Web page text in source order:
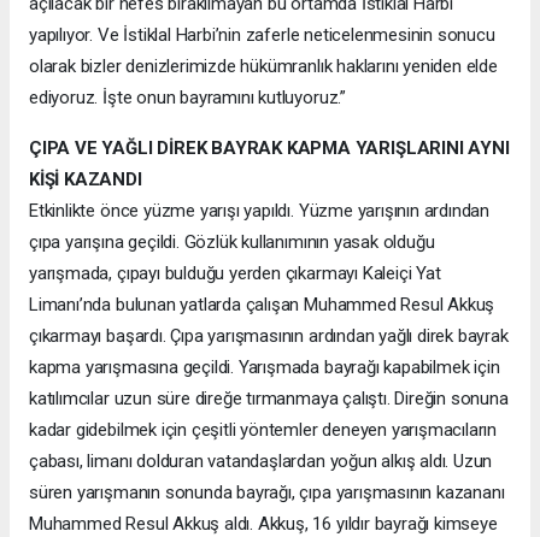
yapılıyor. Ve İstiklal Harbi’nin zaferle neticelenmesinin sonucu
olarak bizler denizlerimizde hükümranlık haklarını yeniden elde
ediyoruz. İşte onun bayramını kutluyoruz.”
ÇIPA VE YAĞLI DİREK BAYRAK KAPMA YARIŞLARINI AYNI
KİŞİ KAZANDI
Etkinlikte önce yüzme yarışı yapıldı. Yüzme yarışının ardından
çıpa yarışına geçildi. Gözlük kullanımının yasak olduğu
yarışmada, çıpayı bulduğu yerden çıkarmayı Kaleiçi Yat
Limanı’nda bulunan yatlarda çalışan Muhammed Resul Akkuş
çıkarmayı başardı. Çıpa yarışmasının ardından yağlı direk bayrak
kapma yarışmasına geçildi. Yarışmada bayrağı kapabilmek için
katılımcılar uzun süre direğe tırmanmaya çalıştı. Direğin sonuna
kadar gidebilmek için çeşitli yöntemler deneyen yarışmacıların
çabası, limanı dolduran vatandaşlardan yoğun alkış aldı. Uzun
süren yarışmanın sonunda bayrağı, çıpa yarışmasının kazananı
Muhammed Resul Akkuş aldı. Akkuş, 16 yıldır bayrağı kimseye